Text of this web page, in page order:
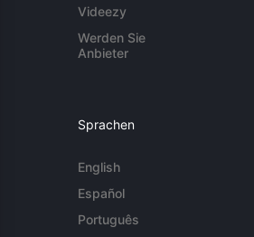
Videezy
Werden Sie
Anbieter
Sprachen
English
Español
Português